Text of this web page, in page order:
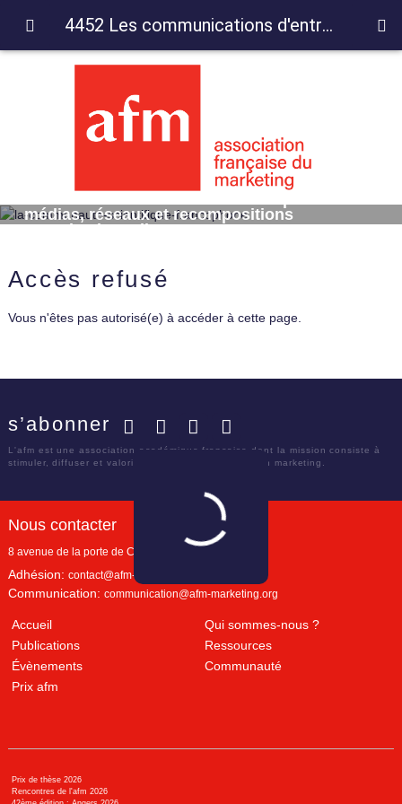
médias, réseaux et recompositions
organisationnelles
Accès refusé
Vous n'êtes pas autorisé(e) à accéder à cette page.
s’abonner
L'afm est une association académique française dont la mission consiste à
stimuler, diffuser et valoriser le savoir scientifique en marketing.
Nous contacter
8 avenue de la porte de Champerret
Adhésion: contact@afm-marketing.org
Communication: communication@afm-marketing.org
Accueil
Qui sommes-nous ?
Publications
Ressources
Évènements
Communauté
Prix afm
Prix de thèse 2026
Rencontres de l'afm 2026
4452 Les communications d'entreprises entre médias, réseaux et recompositions organisationnelles